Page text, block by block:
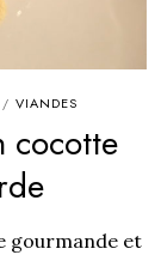
/ VIANDES
cocotte
gourmande et